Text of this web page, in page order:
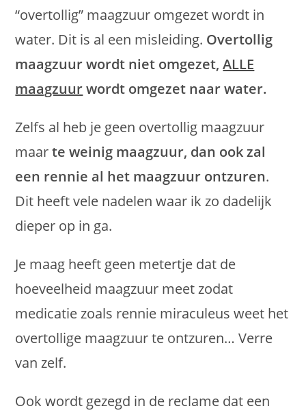
“overtollig” maagzuur omgezet wordt in
water. Dit is al een misleiding. Overtollig
maagzuur wordt niet omgezet,ALLE
maagzuurwordt omgezet naar water.
Zelfs al heb je geen overtollig maagzuur
maarte weinig maagzuur, dan ook zal
een rennie al het maagzuur ontzuren.
Dit heeft vele nadelen waar ik zo dadelijk
dieper op in ga.
Je maag heeft geen metertje dat de
hoeveelheid maagzuur meet zodat
medicatie zoals rennie miraculeus weet het
overtollige maagzuur te ontzuren… Verre
van zelf.
Ook wordt gezegd in de reclame dat een